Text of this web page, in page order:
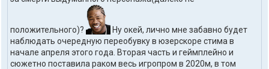
положительного)?
Ну окей, лично мне забавно будет
наблюдать очередную переобувку в юзерскоре стима в
начале апреля этого года. Вторая часть и геймплейно и
сюжетно поставила раком весь игропром в 2020м, в том